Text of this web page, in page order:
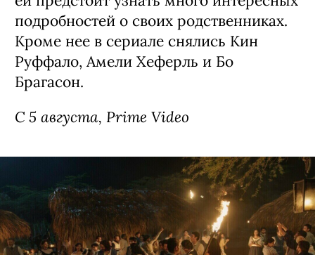
Сериал «Стерлинг Поинт» / Sterling
Point, премьера (18+)